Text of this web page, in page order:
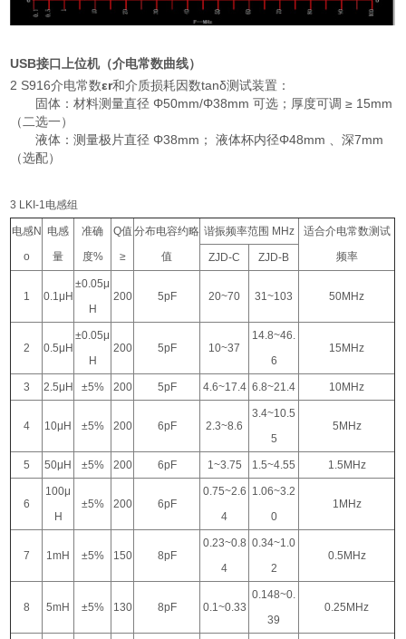
USB接口上位机（介电常数曲线）
2 S916介电常数εr和介质损耗因数tanδ测试装置：
固体：材料测量直径 Φ50mm/Φ38mm 可选；厚度可调 ≥ 15mm
（二选一）
液体：测量极片直径 Φ38mm； 液体杯内径Φ48mm 、深7mm
（选配）
3 LKI-1电感组
电感N
o
电感
量
准确
度%
Q值
≥
分布电容约略
值
谐振频率范围 MHz
适合介电常数测试
频率
ZJD-C ZJD-B
1 0.1μH
±0.05μ
H
200 5pF 20~70 31~103 50MHz
2 0.5μH
±0.05μ
H
200 5pF 10~37
14.8~46.
6
15MHz
3 2.5μH ±5% 200 5pF 4.6~17.4 6.8~21.4 10MHz
4 10μH ±5% 200 6pF 2.3~8.6
3.4~10.5
5
5MHz
5 50μH ±5% 200 6pF 1~3.75 1.5~4.55 1.5MHz
6
100μ
H
±5% 200 6pF
0.75~2.6
4
1.06~3.2
0
1MHz
7 1mH ±5% 150 8pF
0.23~0.8
4
0.34~1.0
2
0.5MHz
8 5mH ±5% 130 8pF 0.1~0.33
0.148~0.
39
0.25MHz